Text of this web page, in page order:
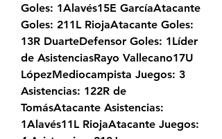
Goles: 1Alavés15E GarcíaAtacante
Goles: 211L RiojaAtacante Goles:
13R DuarteDefensor Goles: 1Líder
de AsistenciasRayo Vallecano17U
LópezMediocampista Juegos: 3
Asistencias: 122R de
TomásAtacante Asistencias:
1Alavés11L RiojaAtacante Juegos: